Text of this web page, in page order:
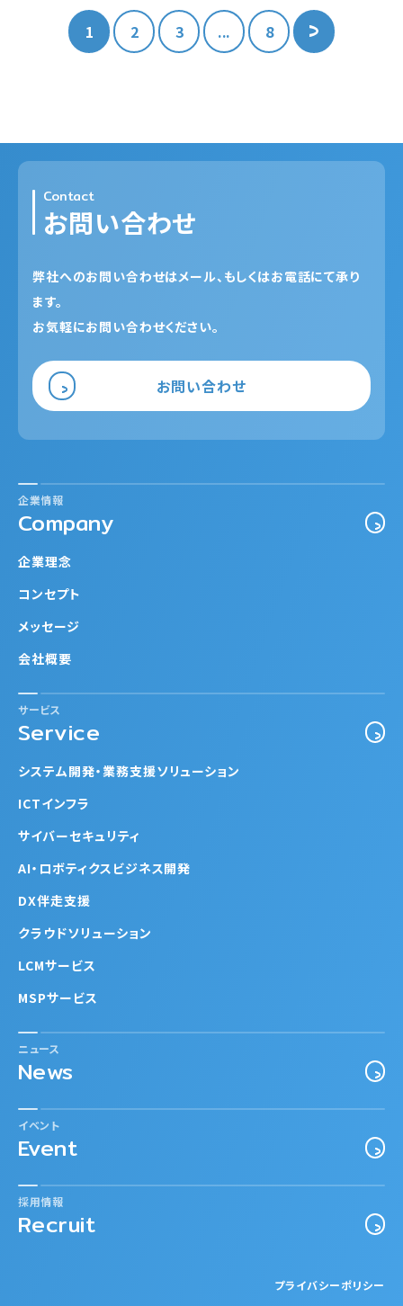
1 2 3 ... 8
Contact
お問い合わせ
弊社へのお問い合わせはメール、もしくはお電話にて承り
ます。
お気軽にお問い合わせください。
お問い合わせ
企業情報
Company
企業理念
コンセプト
メッセージ
会社概要
サービス
Service
システム開発・業務支援ソリューション
ICTインフラ
サイバーセキュリティ
AI・ロボティクスビジネス開発
DX伴走支援
クラウドソリューション
LCMサービス
MSPサービス
ニュース
News
イベント
Event
採用情報
Recruit
プライバシーポリシー